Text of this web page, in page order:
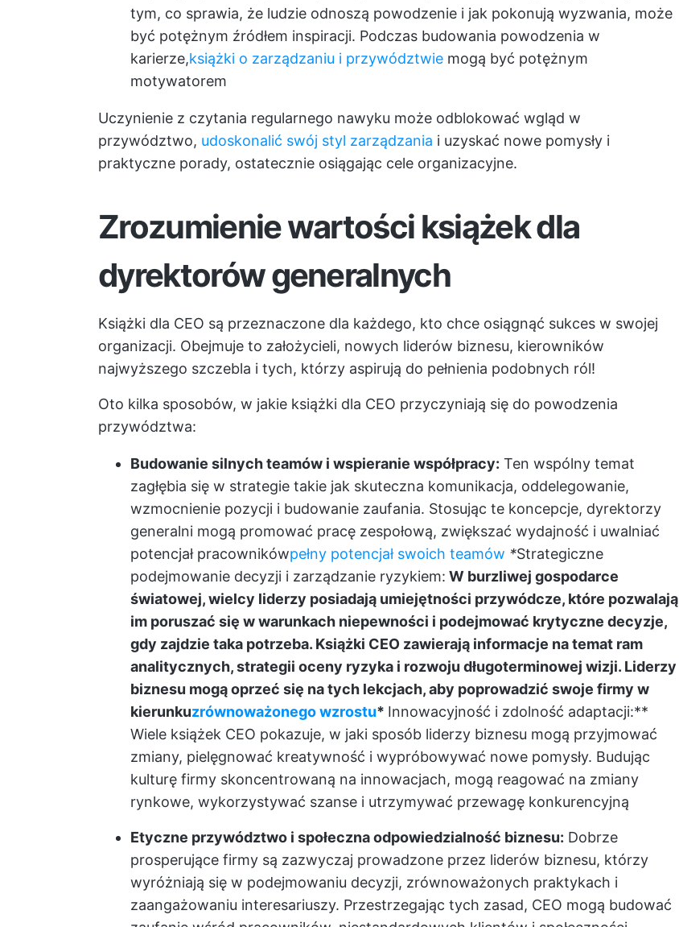
tym, co sprawia, że ludzie odnoszą powodzenie i jak pokonują wyzwania, może
być potężnym źródłem inspiracji. Podczas budowania powodzenia w
karierze,książki o zarządzaniu i przywództwie mogą być potężnym
motywatorem
Uczynienie z czytania regularnego nawyku może odblokować wgląd w
przywództwo, udoskonalić swój styl zarządzania i uzyskać nowe pomysły i
praktyczne porady, ostatecznie osiągając cele organizacyjne.
Zrozumienie wartości książek dla
dyrektorów generalnych
Książki dla CEO są przeznaczone dla każdego, kto chce osiągnąć sukces w swojej
organizacji. Obejmuje to założycieli, nowych liderów biznesu, kierowników
najwyższego szczebla i tych, którzy aspirują do pełnienia podobnych ról!
Oto kilka sposobów, w jakie książki dla CEO przyczyniają się do powodzenia
przywództwa:
Budowanie silnych teamów i wspieranie współpracy: Ten wspólny temat
zagłębia się w strategie takie jak skuteczna komunikacja, oddelegowanie,
wzmocnienie pozycji i budowanie zaufania. Stosując te koncepcje, dyrektorzy
generalni mogą promować pracę zespołową, zwiększać wydajność i uwalniać
potencjał pracownikówpełny potencjał swoich teamów *Strategiczne
podejmowanie decyzji i zarządzanie ryzykiem: W burzliwej gospodarce
światowej, wielcy liderzy posiadają umiejętności przywódcze, które pozwalają
im poruszać się w warunkach niepewności i podejmować krytyczne decyzje,
gdy zajdzie taka potrzeba. Książki CEO zawierają informacje na temat ram
analitycznych, strategii oceny ryzyka i rozwoju długoterminowej wizji. Liderzy
biznesu mogą oprzeć się na tych lekcjach, aby poprowadzić swoje firmy w
kierunkuzrównoważonego wzrostu* Innowacyjność i zdolność adaptacji:**
Wiele książek CEO pokazuje, w jaki sposób liderzy biznesu mogą przyjmować
zmiany, pielęgnować kreatywność i wypróbowywać nowe pomysły. Budując
kulturę firmy skoncentrowaną na innowacjach, mogą reagować na zmiany
rynkowe, wykorzystywać szanse i utrzymywać przewagę konkurencyjną
Etyczne przywództwo i społeczna odpowiedzialność biznesu: Dobrze
prosperujące firmy są zazwyczaj prowadzone przez liderów biznesu, którzy
wyróżniają się w podejmowaniu decyzji, zrównoważonych praktykach i
zaangażowaniu interesariuszy. Przestrzegając tych zasad, CEO mogą budować